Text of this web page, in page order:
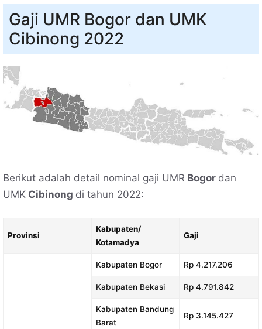
Gaji UMR Bogor dan UMK
Cibinong 2022
Berikut adalah detail nominal gaji UMR Bogor dan
UMK Cibinong di tahun 2022:
Provinsi
Kabupaten/
Kotamadya
Gaji
Kabupaten Bogor Rp 4.217.206
Kabupaten Bekasi Rp 4.791.842
Kabupaten Bandung
Barat
Rp 3.145.427